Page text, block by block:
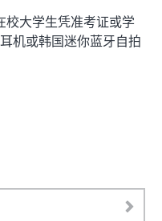
校大学生凭准考证或学
机或韩国迷你蓝牙自拍